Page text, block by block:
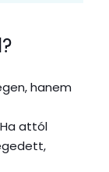
hanem
attól